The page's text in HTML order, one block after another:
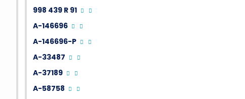
998 439 R 91
A-146696
A-146696-P
A-33487
A-37189
A-58758